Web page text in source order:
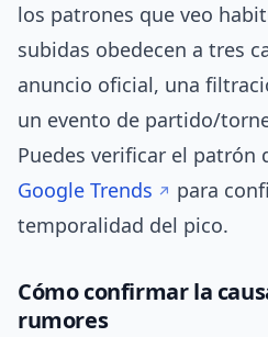
los patrones que veo
subidas obedecen a tres
anuncio oficial, una
un evento de partido/
Puedes verificar el patrón
Google Trends
para
temporalidad del pico.
Cómo confirmar la
rumores